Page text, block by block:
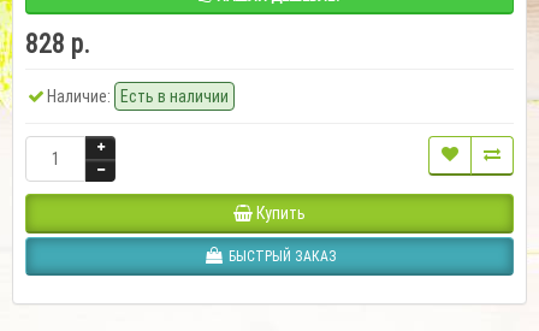
828 р.
Наличие: Есть в наличии
Купить
БЫСТРЫЙ ЗАКАЗ